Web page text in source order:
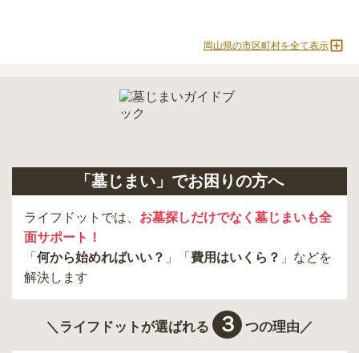
岡山県の市区町村を全て表示
「墓じまい」でお困りの方へ
ライフドットでは、 お墓探しだけでなく墓じまいも全
面サポート！
「 何から始めればいい？ 」「 費用はいくら？ 」などを
解決します
＼ライフドットが選ばれる ３ つの理由／